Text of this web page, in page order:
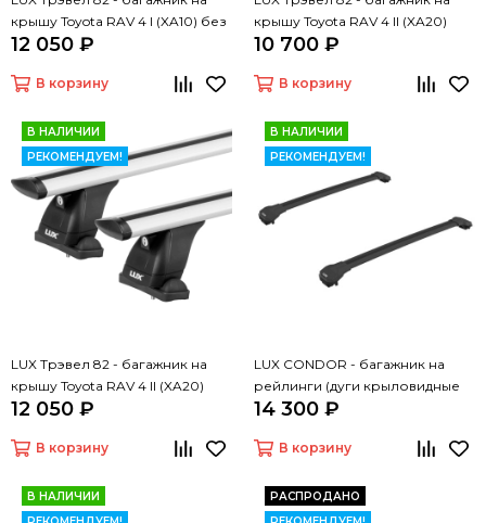
крышу Toyota RAV 4 I (XA10) без
рейлингов
12 050 ₽
В корзину
крышу Toyota RAV 4 II (XA20)
без рейлингов
10 700 ₽
В корзину
В НАЛИЧИИ
РЕКОМЕНДУЕМ!
LUX Трэвел 82 - багажник на
крышу Toyota RAV 4 II (XA20)
без рейлингов
12 050 ₽
В корзину
В НАЛИЧИИ
РЕКОМЕНДУЕМ!
LUX CONDOR - багажник на
рейлинги (дуги крыловидные
черные 110 см)
14 300 ₽
В корзину
В НАЛИЧИИ
РАСПРОДАНО